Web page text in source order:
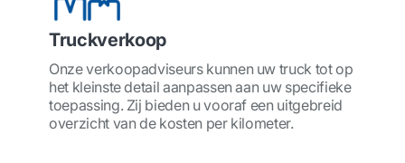
Truckverkoop
Onze verkoopadviseurs kunnen uw truck tot op
het kleinste detail aanpassen aan uw specifieke
toepassing. Zij bieden u vooraf een uitgebreid
overzicht van de kosten per kilometer.